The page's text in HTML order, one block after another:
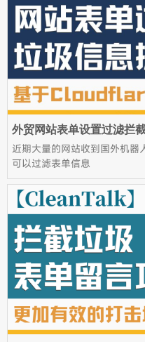
外贸网站表单设置过滤拦
近期大量的网站收到国外机器
可以过滤表单信息